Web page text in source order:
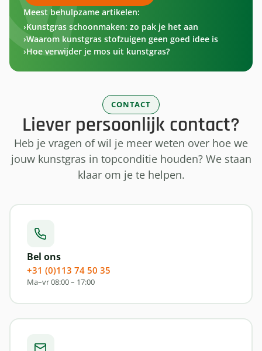
Meest behulpzame artikelen:
Kunstgras schoonmaken: zo pak je het aan
Waarom kunstgras stofzuigen geen goed idee is
Hoe verwijder je mos uit kunstgras?
CONTACT
Liever persoonlijk contact?
Heb je vragen of wil je meer weten over hoe we
jouw kunstgras in topconditie houden? We staan
klaar om je te helpen.
Bel ons
+31 (0)113 74 50 35
Ma–vr 08:00 – 17:00